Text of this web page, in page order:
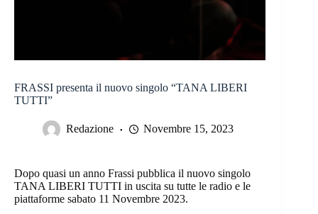
FRASSI presenta il nuovo singolo “TANA LIBERI
TUTTI”
Redazione Novembre 15, 2023
Dopo quasi un anno Frassi pubblica il nuovo singolo
TANA LIBERI TUTTI in uscita su tutte le radio e le
piattaforme sabato 11 Novembre 2023.